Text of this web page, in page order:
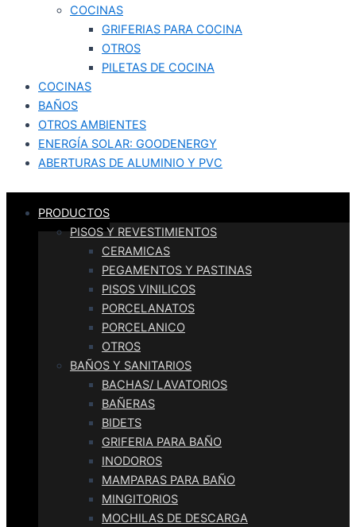
COCINAS
GRIFERIAS PARA COCINA
OTROS
PILETAS DE COCINA
COCINAS
BAÑOS
OTROS AMBIENTES
ENERGÍA SOLAR: GOODENERGY
ABERTURAS DE ALUMINIO Y PVC
PRODUCTOS
PISOS Y REVESTIMIENTOS
CERAMICAS
PEGAMENTOS Y PASTINAS
PISOS VINILICOS
PORCELANATOS
PORCELANICO
OTROS
BAÑOS Y SANITARIOS
BACHAS/ LAVATORIOS
BAÑERAS
BIDETS
GRIFERIA PARA BAÑO
INODOROS
MAMPARAS PARA BAÑO
MINGITORIOS
MOCHILAS DE DESCARGA